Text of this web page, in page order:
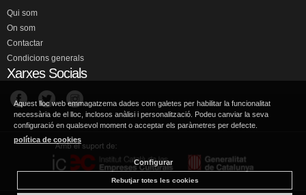
Qui som
On som
Contactar
Condicions generals
Xarxes Socials
Aquest lloc web emmagatzema dades com galetes per habilitar la funcionalitat
necessària de el lloc, inclosos anàlisi i personalització. Podeu canviar la seva
configuració en qualsevol moment o acceptar els paràmetres per defecte.
política de cookies
Configurar
Rebutjar totes les cookies